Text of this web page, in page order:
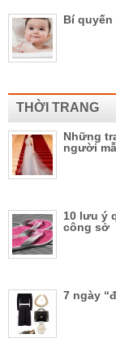
Bí quyến
THỜI TRANG
Những
người
10 lưu ý
công sở
7 ngày